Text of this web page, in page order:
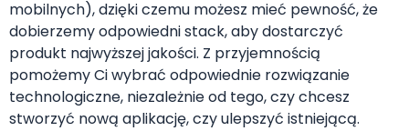
mobilnych), dzięki czemu możesz mieć pewność, że
dobierzemy odpowiedni stack, aby dostarczyć
produkt najwyższej jakości. Z przyjemnością
pomożemy Ci wybrać odpowiednie rozwiązanie
technologiczne, niezależnie od tego, czy chcesz
stworzyć nową aplikację, czy ulepszyć istniejącą.